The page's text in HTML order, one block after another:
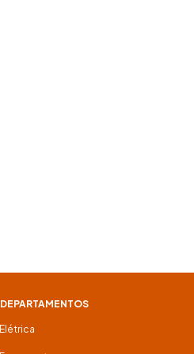
DEPARTAMENTOS
Elétrica